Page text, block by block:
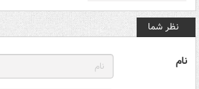
نظر شما
نام